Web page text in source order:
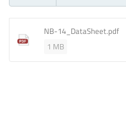
NB-14_DataSheet.pdf
1 MB